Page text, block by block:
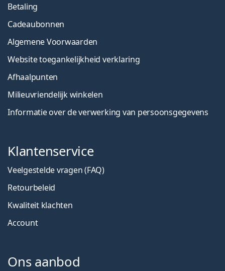
Betaling
Cadeaubonnen
Algemene Voorwaarden
Website toegankelijkheid verklaring
Afhaalpunten
Milieuvriendelijk winkelen
Informatie over de verwerking van persoonsgegevens
Klantenservice
Veelgestelde vragen (FAQ)
Retourbeleid
Kwaliteit klachten
Account
Ons aanbod